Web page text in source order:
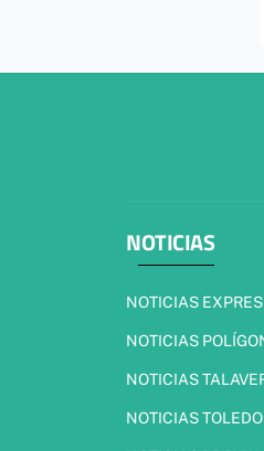
NOTICIAS
NOTICIAS
NOTICIAS
NOTICIAS
NOTICIAS TOLEDO